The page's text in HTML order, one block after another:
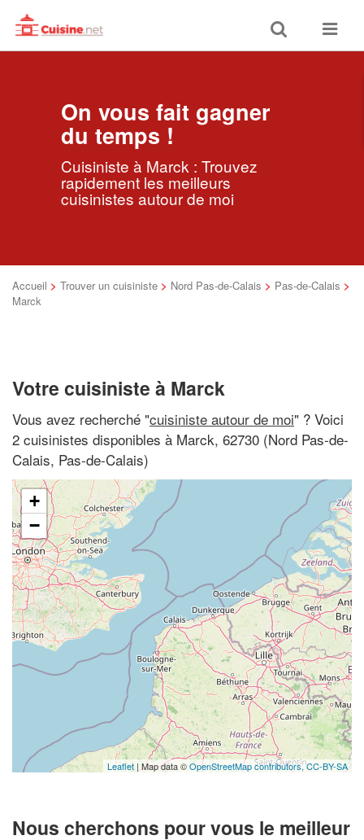
Toggle
search
Toggle
On vous fait gagner
du temps !
Cuisiniste à Marck : Trouvez
rapidement les meilleurs
cuisinistes autour de moi
Accueil > Trouver un cuisiniste > Nord Pas-de-Calais > Pas-de-Calais >
Marck
Votre cuisiniste à Marck
Vous avez recherché "cuisiniste autour de moi" ? Voici
2 cuisinistes disponibles à Marck, 62730 (Nord Pas-de-
Calais, Pas-de-Calais)
+
−
Leaflet | Map data ©OpenStreetMap contributors,CC-BY-SA
Nous cherchons pour vous le meilleur